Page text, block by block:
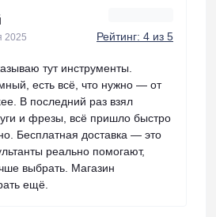
2025 Рейтинг: 4 из 5
тут инструменты.
есть всё, что нужно — от
В последний раз взял
и фрезы, всё пришло быстро
Бесплатная доставка — это
реально помогают,
выбрать. Магазин
ещё.